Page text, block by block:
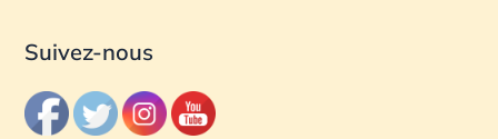
Suivez-nous